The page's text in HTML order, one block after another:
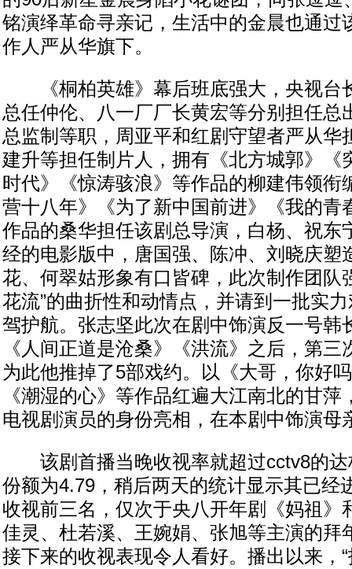
铭演绎革命寻亲记，生活中的金晨也通过
作人严从华旗下。
《桐柏英雄》幕后班底强大，央视台
总任仲伦、八一厂厂长黄宏等分别担任总
总监制等职，周亚平和红剧守望者严从华
建升等担任制片人，拥有《北方城郭》《
时代》《惊涛骇浪》等作品的柳建伟领衔
营十八年》《为了新中国前进》《我的青
作品的桑华担任该剧总导演，白杨、祝东
经的电影版中，唐国强、陈冲、刘晓庆塑
花、何翠姑形象有口皆碑，此次制作团队
花流”的曲折性和动情点，并请到一批实
驾护航。张志坚此次在剧中饰演反一号韩
《人间正道是沧桑》《洪流》之后，第三
为此他推掉了5部戏约。以《大哥，你好
《潮湿的心》等作品红遍大江南北的甘萍
电视剧演员的身份亮相，在本剧中饰演母
该剧首播当晚收视率就超过cctv8的达
份额为4.79，稍后两天的统计显示其已经
收视前三名，仅次于央八开年剧《妈祖》
佳灵、杜若溪、王婉娟、张旭等主演的拜
接下来的收视表现令人看好。播出以来，